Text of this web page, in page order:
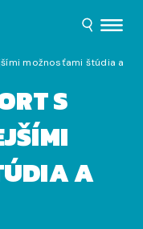
možnosťami štúdia a
S
A